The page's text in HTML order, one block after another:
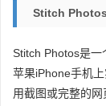
Stitch
Stitch Photos是一
苹果iPhone手机
用截图或完整的